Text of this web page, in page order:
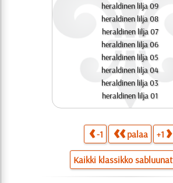
heraldinen lilja 09
heraldinen lilja 08
heraldinen lilja 07
heraldinen lilja 06
heraldinen lilja 05
heraldinen lilja 04
heraldinen lilja 03
heraldinen lilja 01
-1 palaa +1
Kaikki klassikko sabluunat